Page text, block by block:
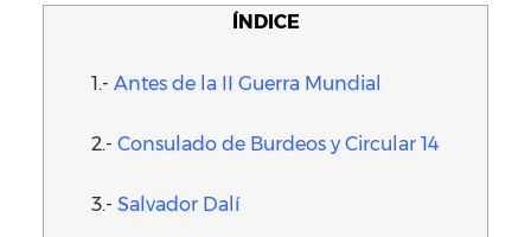
ÍNDICE
1.- Antes de la II Guerra Mundial
2.- Consulado de Burdeos y Circular 14
3.- Salvador Dalí